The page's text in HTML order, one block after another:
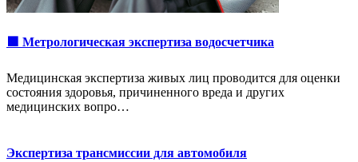
🟩 Метрологическая экспертиза водосчетчика
Медицинская экспертиза живых лиц проводится для оценки
состояния здоровья, причиненного вреда и других
медицинских вопро…
Экспертиза трансмиссии для автомобиля